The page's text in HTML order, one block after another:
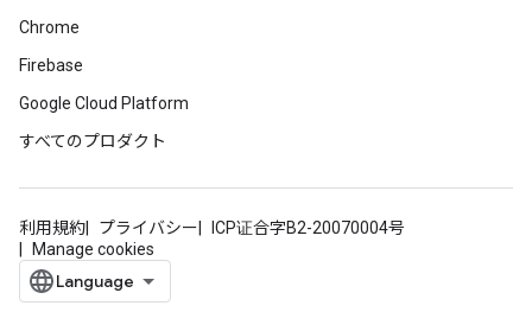
Chrome
Firebase
Google Cloud Platform
すべてのプロダクト
利用規約 プライバシー
ICP证合字B2-20070004号
Manage cookies